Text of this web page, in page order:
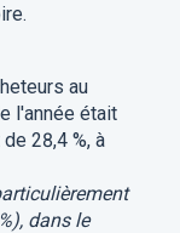
au
l'année était
28,4 %, à
dans le